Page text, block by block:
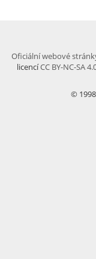
Oficiální webové
licencíCC BY-NC-SA
©